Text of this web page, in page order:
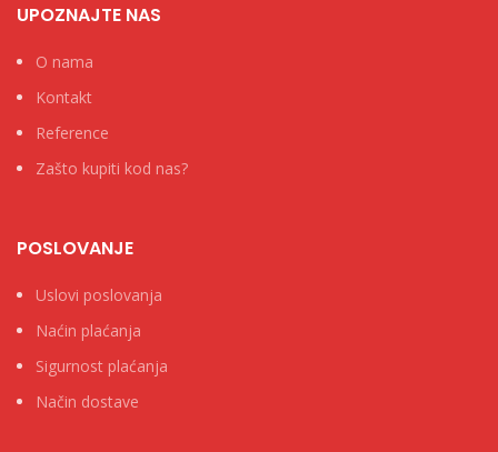
UPOZNAJTE NAS
O nama
Kontakt
Reference
Zašto kupiti kod nas?
POSLOVANJE
Uslovi poslovanja
Naćin plaćanja
Sigurnost plaćanja
Način dostave